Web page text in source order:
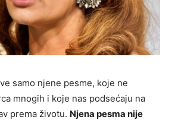
samo njene pesme, koje ne
mnogih i koje nas podsećaju na
prema životu. Njena pesma nije